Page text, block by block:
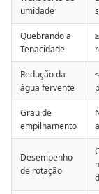
umidade
Quebrando a
Tenacidade
Redução da
água fervente
Grau de
empilhamento
Desempenho
de rotação